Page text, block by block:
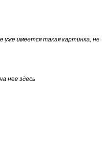
уже имеется такая картинка, не
нее здесь